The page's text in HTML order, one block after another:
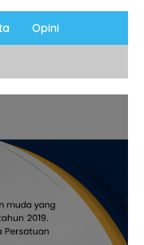
Opini